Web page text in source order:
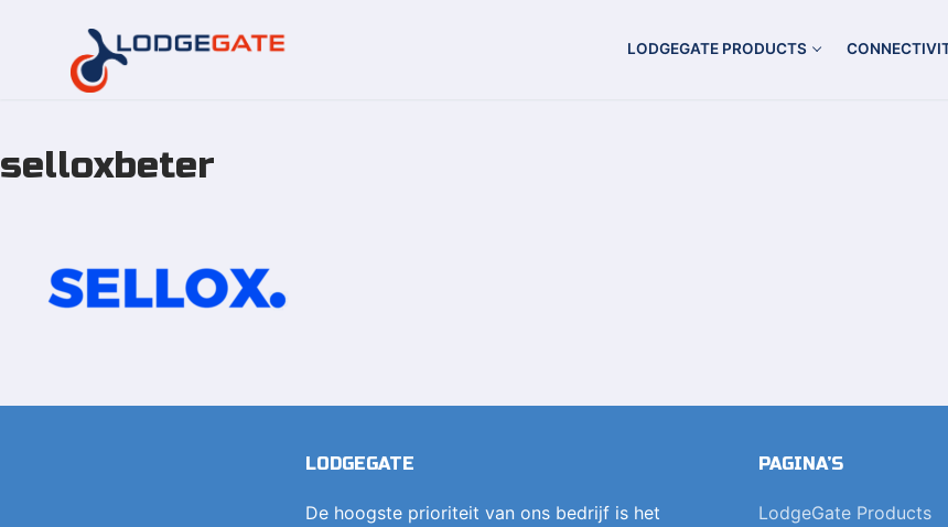
Overslaan
naar
LODGEGATE PRODUCTS
selloxbeter
LODGEGATE
De hoogste prioriteit van ons bedrijf is het
PAGINA’S
LodgeGate Products